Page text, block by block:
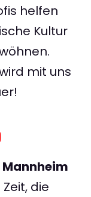
helfen
Kultur
mit uns
die